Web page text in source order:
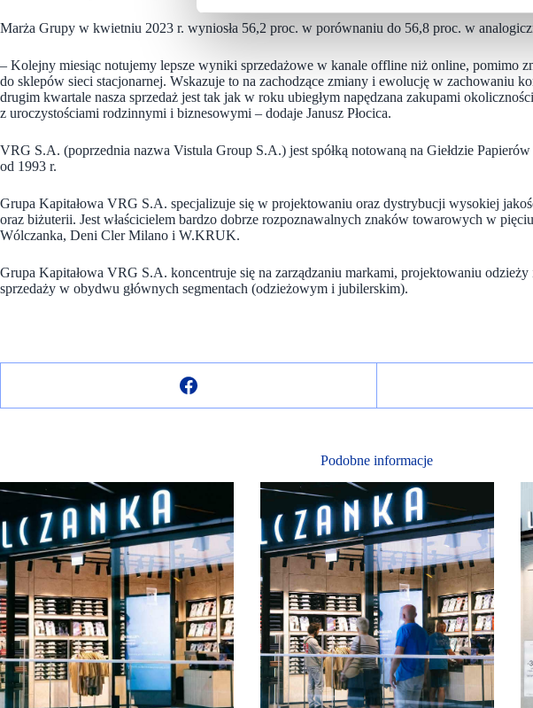
Marża Grupy w kwietniu 2023 r. wyniosła 56,2 proc. w porównaniu do 56,8 proc. w
– Kolejny miesiąc notujemy lepsze wyniki sprzedażowe w kanale offline niż online, pomimo
do sklepów sieci stacjonarnej. Wskazuje to na zachodzące zmiany i ewolucję w zachowaniu
drugim kwartale nasza sprzedaż jest tak jak w roku ubiegłym napędzana zakupami
z uroczystościami rodzinnymi i biznesowymi – dodaje Janusz Płocica.
VRG S.A. (poprzednia nazwa Vistula Group S.A.) jest spółką notowaną na Giełdzie
od 1993 r.
Grupa Kapitałowa VRG S.A. specjalizuje się w projektowaniu oraz dystrybucji wysokiej
oraz biżuterii. Jest właścicielem bardzo dobrze rozpoznawalnych znaków towarowych w
Wólczanka, Deni Cler Milano i W.KRUK.
Grupa Kapitałowa VRG S.A. koncentruje się na zarządzaniu markami, projektowaniu
sprzedaży w obydwu głównych segmentach (odzieżowym i jubilerskim).
Podobne informacje